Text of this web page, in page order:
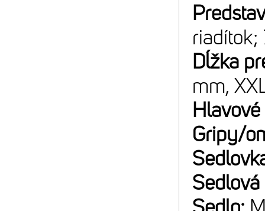
riadítok;
Dĺžka
mm,
Gripy/